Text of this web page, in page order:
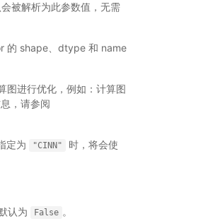
被解析为此参数值，无需
的 shape、dtype 和 name
图进行优化，例如：计算图
，请参阅
定为 "CINN"
时，将会使
认为 False 。